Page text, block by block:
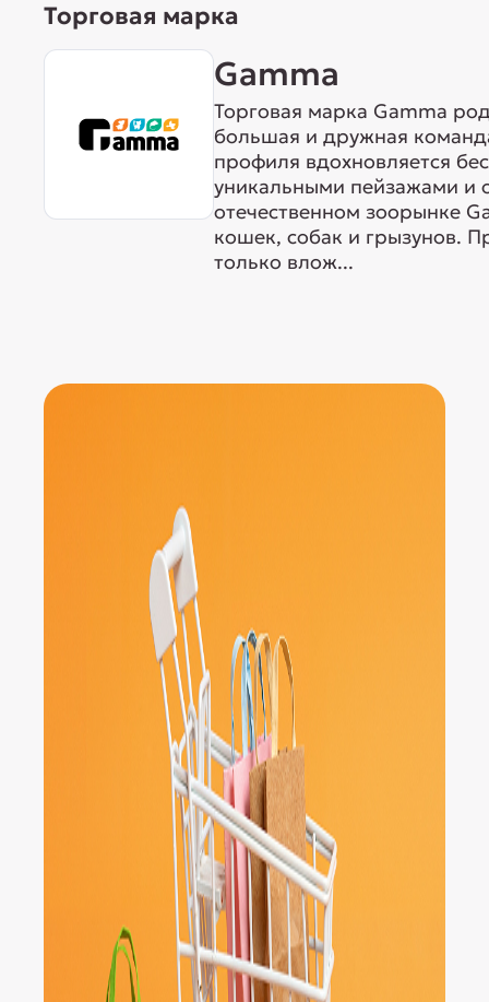
Торговая марка
Gamma
Торговая марка Gamma
большая и дружная
профиля вдохновляется
уникальными пейзажами и
отечественном зоорынке
кошек, собак и грызунов.
только влож...